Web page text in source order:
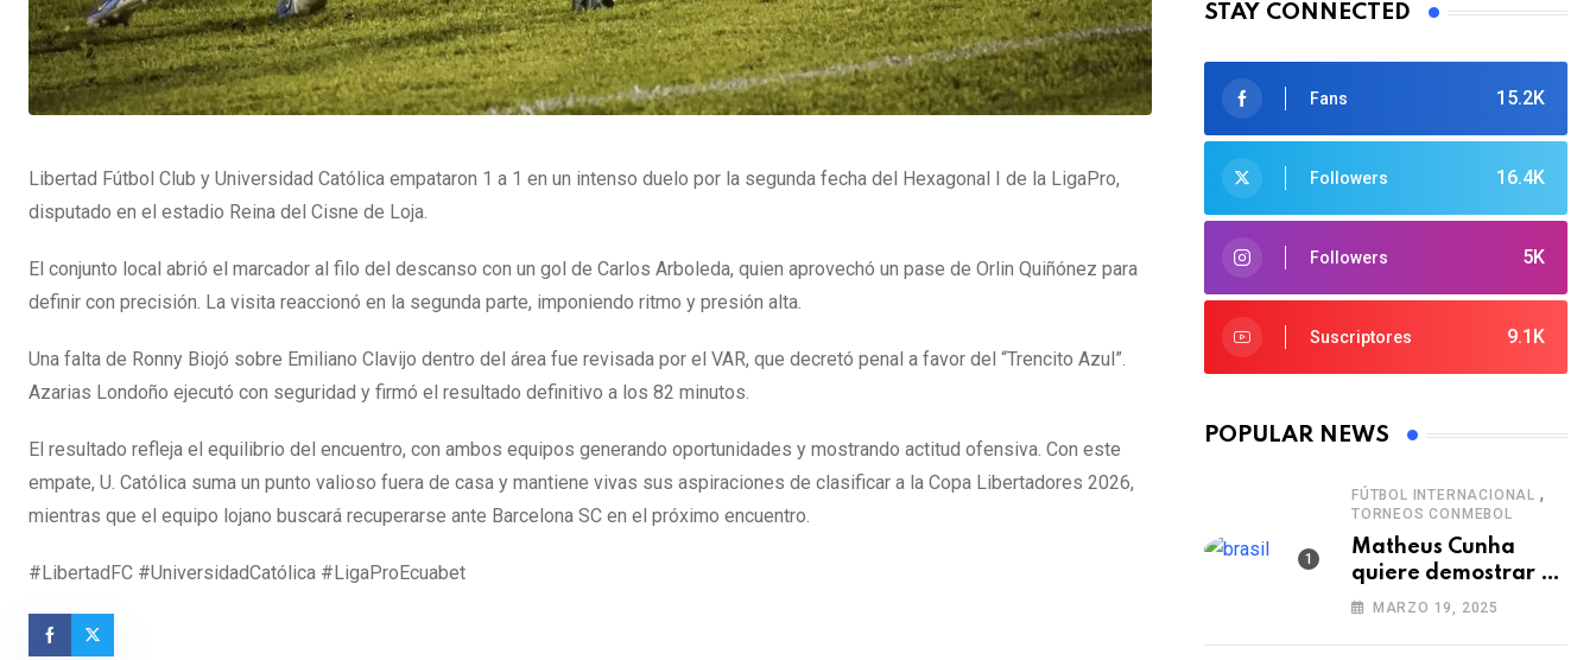
Libertad Fútbol Club y Universidad Católica empataron 1 a 1 en un intenso duelo por la segunda fecha del Hexagonal I de la LigaPro,
disputado en el estadio Reina del Cisne de Loja.
El conjunto local abrió el marcador al filo del descanso con un gol de Carlos Arboleda, quien aprovechó un pase de Orlin Quiñónez para
definir con precisión. La visita reaccionó en la segunda parte, imponiendo ritmo y presión alta.
Una falta de Ronny Biojó sobre Emiliano Clavijo dentro del área fue revisada por el VAR, que decretó penal a favor del “Trencito Azul”.
Azarias Londoño ejecutó con seguridad y firmó el resultado definitivo a los 82 minutos.
El resultado refleja el equilibrio del encuentro, con ambos equipos generando oportunidades y mostrando actitud ofensiva. Con este
empate, U. Católica suma un punto valioso fuera de casa y mantiene vivas sus aspiraciones de clasificar a la Copa Libertadores 2026,
mientras que el equipo lojano buscará recuperarse ante Barcelona SC en el próximo encuentro.
#LibertadFC #UniversidadCatólica #LigaProEcuabet
STAY CONNECTED
15.2K
Fans
16.4K
Followers
5K
Followers
9.1K
Suscriptores
POPULAR NEWS
FÚTBOL INTERNACIONAL ,
TORNEOS CONMEBOL
Matheus Cunha
quiere demostrar el
verdadero nivel de
MARZO 19, 2025